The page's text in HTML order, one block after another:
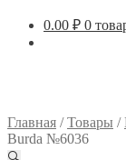
0.00 ₽ 0
Мы
Главная /Товары /
Burda №6036